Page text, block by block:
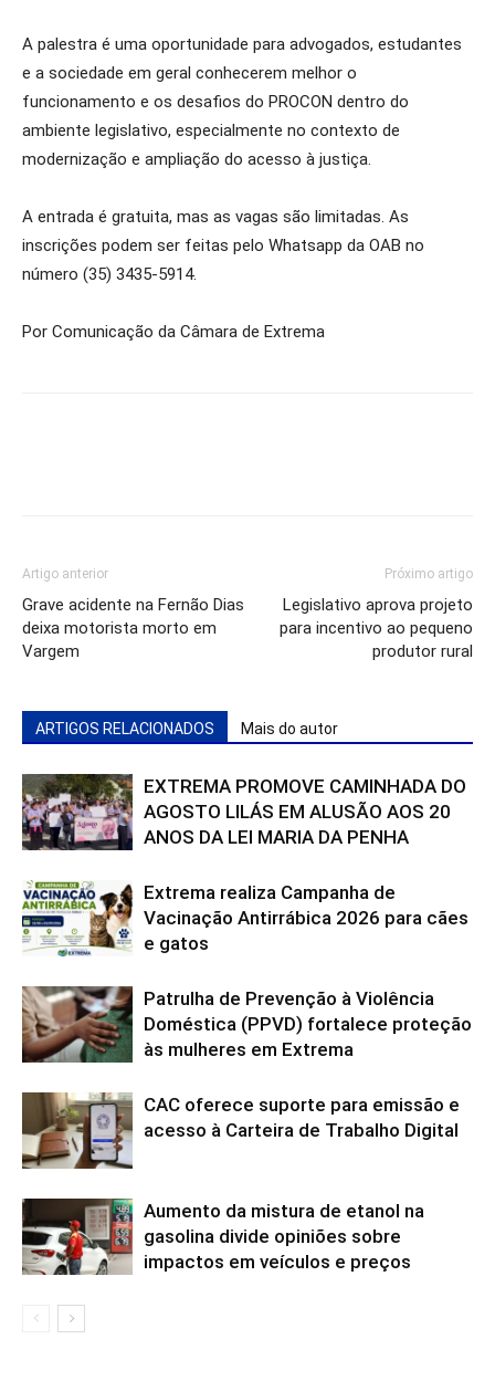
A palestra é uma oportunidade para advogados, estudantes
e a sociedade em geral conhecerem melhor o
funcionamento e os desafios do PROCON dentro do
ambiente legislativo, especialmente no contexto de
modernização e ampliação do acesso à justiça.
A entrada é gratuita, mas as vagas são limitadas. As
inscrições podem ser feitas pelo Whatsapp da OAB no
número (35) 3435-5914.
Por Comunicação da Câmara de Extrema
Artigo anterior
Grave acidente na Fernão Dias
deixa motorista morto em
Vargem
Próximo artigo
Legislativo aprova projeto
para incentivo ao pequeno
produtor rural
ARTIGOS RELACIONADOS Mais do autor
EXTREMA PROMOVE CAMINHADA DO
AGOSTO LILÁS EM ALUSÃO AOS 20
ANOS DA LEI MARIA DA PENHA
Extrema realiza Campanha de
Vacinação Antirrábica 2026 para cães
e gatos
Patrulha de Prevenção à Violência
Doméstica (PPVD) fortalece proteção
às mulheres em Extrema
CAC oferece suporte para emissão e
acesso à Carteira de Trabalho Digital
Aumento da mistura de etanol na
gasolina divide opiniões sobre
impactos em veículos e preços